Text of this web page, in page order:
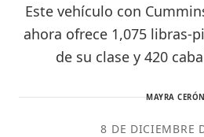
Este vehículo con
ahora ofrece 1,075 libras-
de su clase y 420
MAYRA CERÓN
8 DE DICIEMBRE